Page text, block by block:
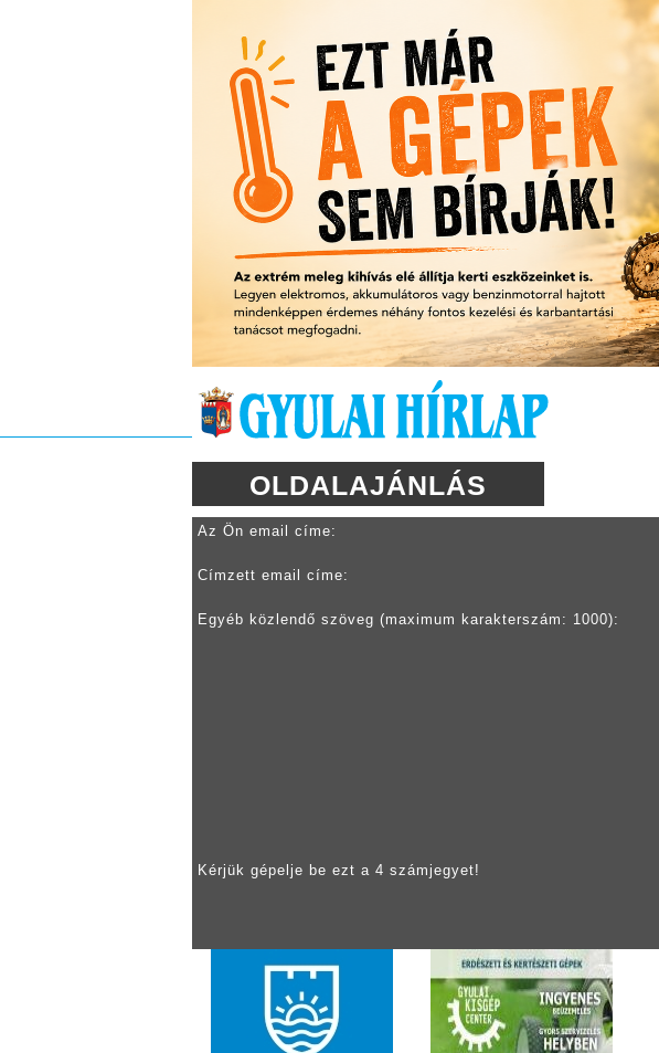
OLDALAJÁNLÁS
Az Ön email címe:
Címzett email címe:
Egyéb közlendő szöveg (maximum karakterszám: 1000):
Kérjük gépelje be ezt a 4 számjegyet!